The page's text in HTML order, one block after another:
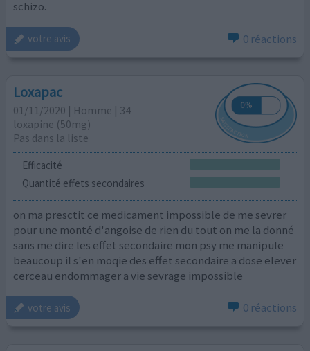
schizo.
votre avis 0 réactions
Loxapac
01/11/2020 | Homme | 34
loxapine (50mg)
Pas dans la liste
Efficacité
Quantité effets secondaires
on ma presctit ce medicament impossible de me sevrer
pour une monté d'angoise de rien du tout on me la donné
sans me dire les effet secondaire mon psy me manipule
beaucoup il s'en moqie des effet secondaire a dose elever
cerceau endommager a vie sevrage impossible
votre avis 0 réactions